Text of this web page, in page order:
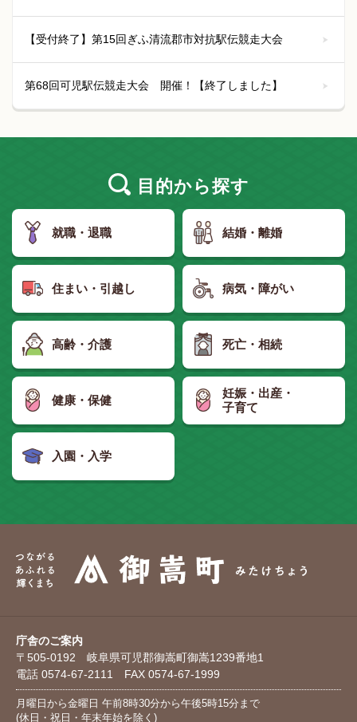
【受付終了】第15回ぎふ清流郡市対抗駅伝競走大会
第68回可児駅伝競走大会 開催！【終了しました】
目的から探す
就職・退職 結婚・離婚
住まい・引越し 病気・障がい
高齢・介護 死亡・相続
健康・保健
妊娠・出産・
子育て
入園・入学
庁舎のご案内
〒505-0192 岐阜県可児郡御嵩町御嵩1239番地1
電話 0574-67-2111 FAX 0574-67-1999
月曜日から金曜日 午前8時30分から午後5時15分まで
(休日・祝日・年末年始を除く)